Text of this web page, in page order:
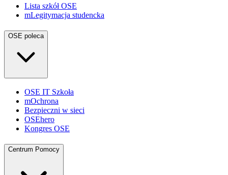
Lista szkół OSE
mLegitymacja studencka
OSE poleca
OSE IT Szkoła
mOchrona
Bezpieczni w sieci
OSEhero
Kongres OSE
Centrum Pomocy